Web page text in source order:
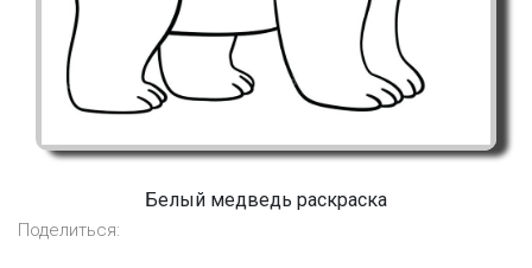
Белый медведь раскраска
Поделиться: